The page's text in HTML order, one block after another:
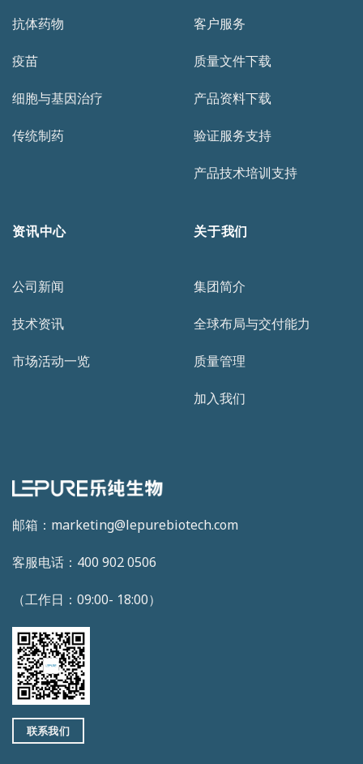
邮箱：marketing@lepurebiotech.com
客服电话：400 902 0506
（工作日：09:00- 18:00）
联系我们
抗体药物
疫苗
细胞与基因治疗
传统制药
客户服务
质量文件下载
产品资料下载
验证服务支持
产品技术培训支持
资讯中心
公司新闻
技术资讯
市场活动一览
关于我们
集团简介
全球布局与交付能力
质量管理
加入我们